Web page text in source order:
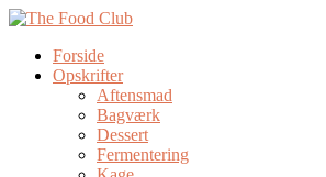
Forside
Opskrifter
Aftensmad
Bagværk
Dessert
Fermentering